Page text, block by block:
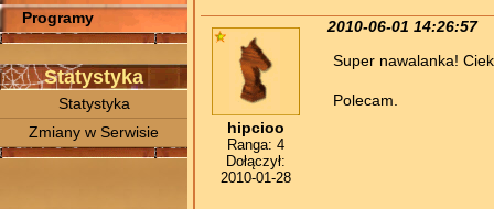
Programy
Statystyka
Statystyka
Zmiany w Serwisie
hipcioo
Ranga: 4
Dołączył:
2010-01-28
2010-06-01 14:26:57
Super nawalanka!
Polecam.